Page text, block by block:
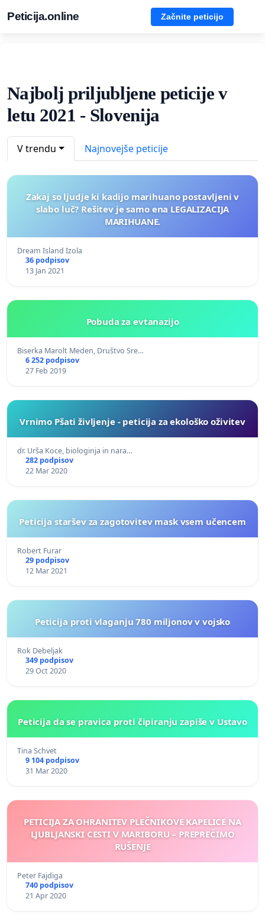
Peticija.online Začnite peticijo
Najbolj priljubljene peticije v
letu 2021 - Slovenija
V trendu Najnovejše peticije
Zakaj so ljudje ki kadijo marihuano postavljeni v
slabo luč? Rešitev je samo ena LEGALIZACIJA
MARIHUANE.
Dream Island Izola
36 podpisov
13 Jan 2021
Pobuda za evtanazijo
Biserka Marolt Meden, Društvo Sre…
6 252 podpisov
27 Feb 2019
Vrnimo Pšati življenje - peticija za ekološko oživitev
dr. Urša Koce, biologinja in nara…
282 podpisov
22 Mar 2020
Peticija staršev za zagotovitev mask vsem učencem
Robert Furar
29 podpisov
12 Mar 2021
Peticija proti vlaganju 780 miljonov v vojsko
Rok Debeljak
349 podpisov
29 Oct 2020
Peticija da se pravica proti čipiranju zapiše v Ustavo
Tina Schvet
9 104 podpisov
31 Mar 2020
PETICIJA ZA OHRANITEV PLEČNIKOVE KAPELICE NA
LJUBLJANSKI CESTI V MARIBORU – PREPREČIMO
RUŠENJE
Peter Fajdiga
740 podpisov
21 Apr 2020